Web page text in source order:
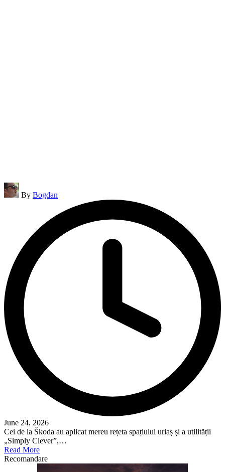
Posted
by
By Bogdan
June 24, 2026
Cei de la Škoda au aplicat mereu rețeta spațiului uriaș și a utilității
„Simply Clever”,…
Read More
Recomandare